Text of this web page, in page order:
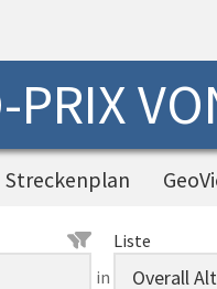
PRIX
Streckenplan
in
Liste